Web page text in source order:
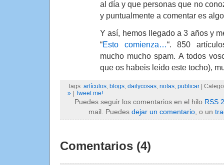
al día y que personas que no
y puntualmente a comentar es
Y así, hemos llegado a 3 años y
“Esto comienza…“. 850
mucho mucho spam. A todos
que os habeis leido este tocho),
Tags: artículos blogs dailycosas notas publicar |
» | Tweet me!
Puedes seguir los comentarios en el hilo RSS
mail. Puedes dejar un comentario , o un
Comentarios (4)